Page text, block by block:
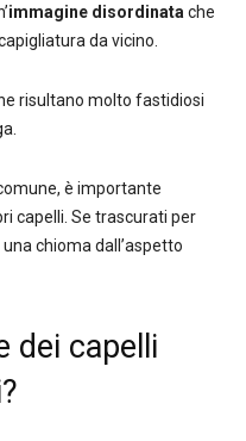
immagine disordinata che
da vicino.
risultano molto fastidiosi
è importante
capelli. Se trascurati per
chioma dall’aspetto
dei capelli